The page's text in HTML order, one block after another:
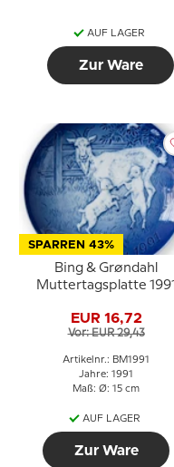
AUF LAGER
Zur Ware
SPARREN 43%
Bing & Grøndahl
Muttertagsplatte 1991
EUR 16,72
Vor: EUR 29,43
Artikelnr.: BM1991
Jahre: 1991
Maß: Ø: 15 cm
AUF LAGER
Zur Ware